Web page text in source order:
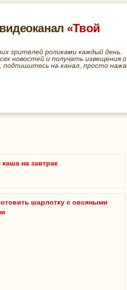
«Твой
зрителей роликами каждый день.
новостей и получать извещения о
подпишитесь на канал, просто
на завтрак
шарлотку с овсяными